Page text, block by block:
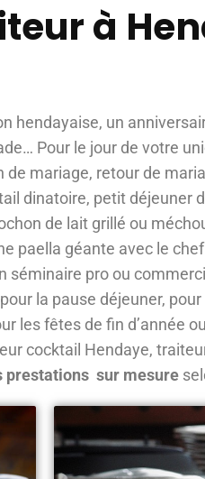
à
hendayaise, un
Pour le jour de votre
mariage, retour de
dinatoire, petit déjeuner
de lait grillé ou
paella géante avec le
séminaire pro ou
la pause déjeuner,
les fêtes de fin d’année
cocktail Hendaye,
prestations sur mesure